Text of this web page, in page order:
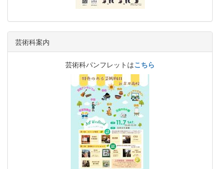
芸術科案内
芸術科パンフレットはこちら